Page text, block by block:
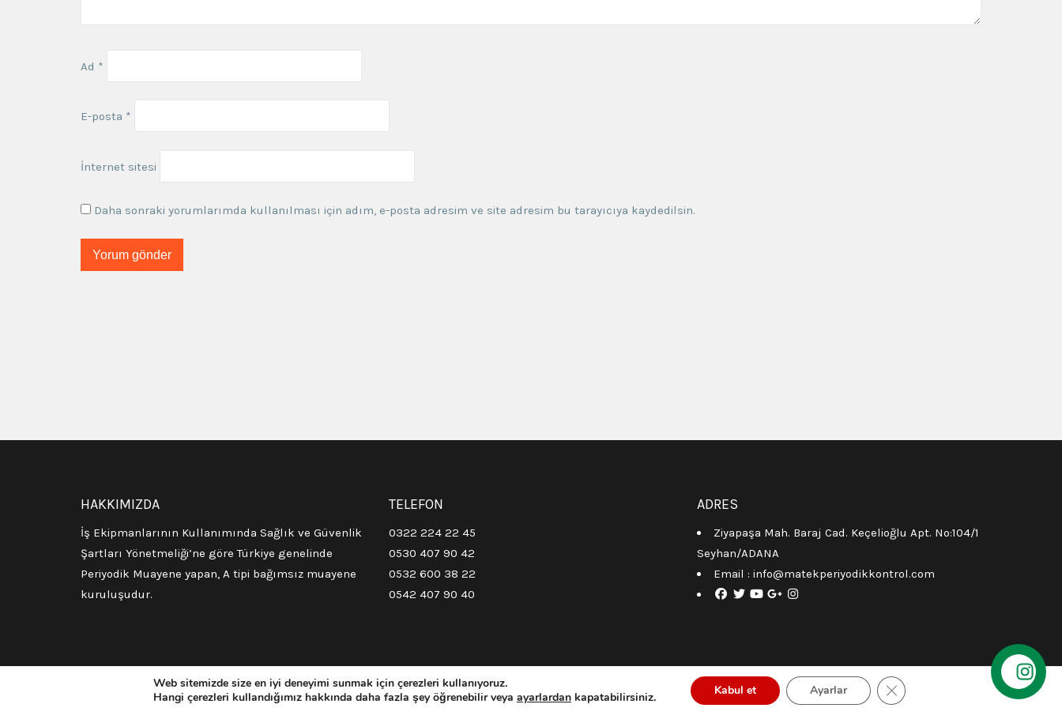
Ad *
E-posta *
İnternet sitesi
Daha sonraki yorumlarımda kullanılması için adım, e-posta adresim ve site adresim bu tarayıcıya kaydedilsin.
HAKKIMIZDA
İş Ekipmanlarının Kullanımında Sağlık ve Güvenlik
Şartları Yönetmeliği’ne göre Türkiye genelinde
Periyodik Muayene yapan, A tipi bağımsız muayene
kuruluşudur.
TELEFON
0322 224 22 45
0530 407 90 42
0532 600 38 22
0542 407 90 40
ADRES
Ziyapaşa Mah. Baraj Cad. Keçelioğlu Apt. No:104/1
Seyhan/ADANA
Email : info@matekperiyodikkontrol.com
Web Tasarım Firması Mango Web Tasarım
Web sitemizde size en iyi deneyimi sunmak için çerezleri kullanıyoruz.
Hangi çerezleri kullandığımız hakkında daha fazla şey öğrenebilir veya ayarlardankapatabilirsiniz. Kabul et Ayarlar GDPR çerez şeridini kapat